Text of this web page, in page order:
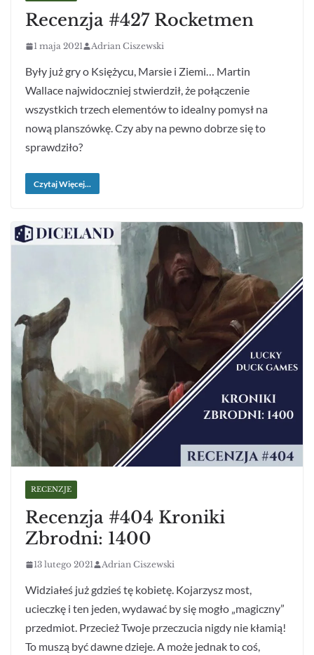
Recenzja #427 Rocketmen
1 maja 2021 Adrian Ciszewski
Były już gry o Księżycu, Marsie i Ziemi… Martin
Wallace najwidoczniej stwierdził, że połączenie
wszystkich trzech elementów to idealny pomysł na
nową planszówkę. Czy aby na pewno dobrze się to
sprawdziło?
Czytaj Więcej...
RECENZJE
Recenzja #404 Kroniki
Zbrodni: 1400
13 lutego 2021 Adrian Ciszewski
Widziałeś już gdzieś tę kobietę. Kojarzysz most,
ucieczkę i ten jeden, wydawać by się mogło „magiczny”
przedmiot. Przecież Twoje przeczucia nigdy nie kłamią!
To muszą być dawne dzieje. A może jednak to coś,